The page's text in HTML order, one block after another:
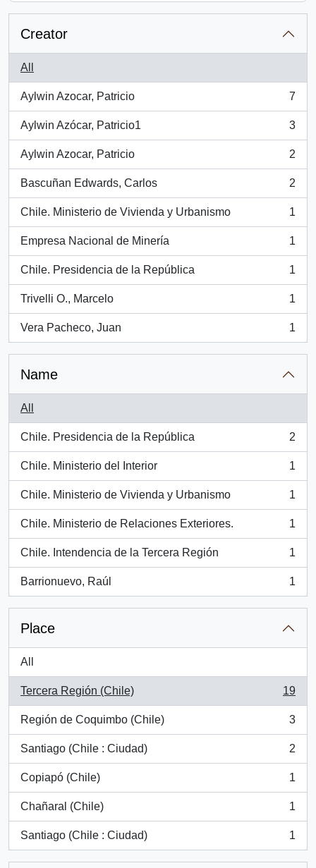
Creator
All
Aylwin Azocar, Patricio
, 7 results
7
Aylwin Azócar, Patricio1
, 3 results
3
Aylwin Azocar, Patricio
, 2 results
2
Bascuñan Edwards, Carlos
, 2 results
2
Chile. Ministerio de Vivienda y Urbanismo
, 1 results
1
Empresa Nacional de Minería
, 1 results
1
Chile. Presidencia de la República
, 1 results
1
Trivelli O., Marcelo
, 1 results
1
Vera Pacheco, Juan
, 1 results
1
Name
All
Chile. Presidencia de la República
, 2 results
2
Chile. Ministerio del Interior
, 1 results
1
Chile. Ministerio de Vivienda y Urbanismo
, 1 results
1
Chile. Ministerio de Relaciones Exteriores.
, 1 results
1
Chile. Intendencia de la Tercera Región
, 1 results
1
Barrionuevo, Raúl
, 1 results
1
Place
All
Tercera Región (Chile)
, 19 results
19
Región de Coquimbo (Chile)
, 3 results
3
Santiago (Chile : Ciudad)
, 2 results
2
Copiapó (Chile)
, 1 results
1
Chañaral (Chile)
, 1 results
1
Santiago (Chile : Ciudad)
, 1 results
1